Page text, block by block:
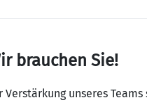
brauchen Sie!
Verstärkung unseres